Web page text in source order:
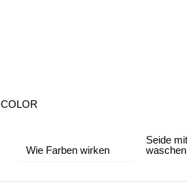
COLOR
Wie Farben wirken
Seide
waschen